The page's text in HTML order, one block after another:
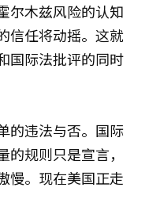
尔木兹风险的认知
信任将动摇。这就
国际法批评的同时
的违法与否。国际
规则只是宣言，
慢。现在美国正走